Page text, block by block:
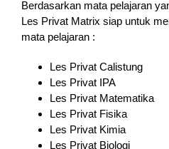
Berdasarkan mata pelajaran
Les Privat Matrix siap untuk
mata pelajaran :
Les Privat Calistung
Les Privat IPA
Les Privat Matematika
Les Privat Fisika
Les Privat Kimia
Les Privat Biologi